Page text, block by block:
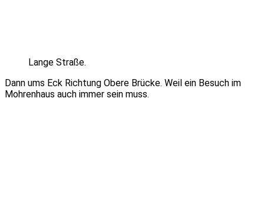
Lange Straße.
Dann ums Eck Richtung Obere Brücke. Weil ein Besuch im
Mohrenhaus auch immer sein muss.